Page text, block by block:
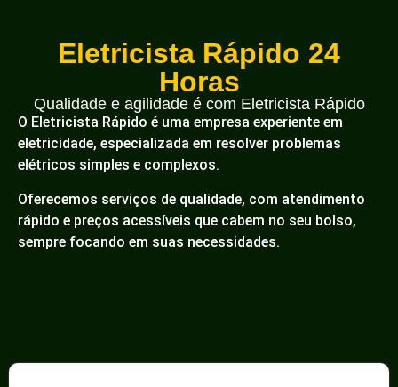
Eletricista Rápido 24
Horas
Qualidade e agilidade é com Eletricista Rápido
O Eletricista Rápido é uma empresa experiente em
eletricidade, especializada em resolver problemas
elétricos simples e complexos.
Oferecemos serviços de qualidade, com atendimento
rápido e preços acessíveis que cabem no seu bolso,
sempre focando em suas necessidades.